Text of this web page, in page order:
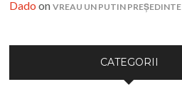
Dado onVREAU UN PUTIN PREȘEDINTE
CATEGORII